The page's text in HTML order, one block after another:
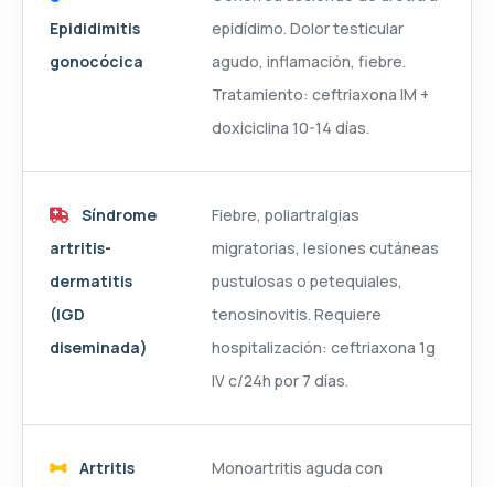
Epididimitis
gonocócica
epidídimo. Dolor testicular
agudo, inflamación, fiebre.
Tratamiento: ceftriaxona IM +
doxiciclina 10-14 días.
Síndrome
artritis-
dermatitis
(IGD
diseminada)
Fiebre, poliartralgias
migratorias, lesiones cutáneas
pustulosas o petequiales,
tenosinovitis. Requiere
hospitalización: ceftriaxona 1g
IV c/24h por 7 días.
Artritis
Monoartritis aguda con